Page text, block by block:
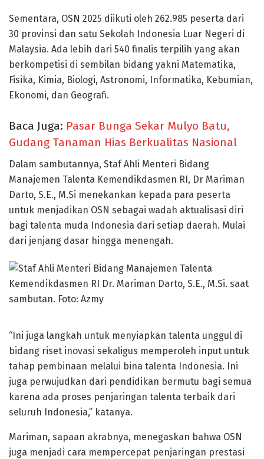
Sementara, OSN 2025 diikuti oleh 262.985 peserta dari
30 provinsi dan satu Sekolah Indonesia Luar Negeri di
Malaysia. Ada lebih dari 540 finalis terpilih yang akan
berkompetisi di sembilan bidang yakni Matematika,
Fisika, Kimia, Biologi, Astronomi, Informatika, Kebumian,
Ekonomi, dan Geografi.
Baca Juga: Pasar Bunga Sekar Mulyo Batu,
Gudang Tanaman Hias Berkualitas Nasional
Dalam sambutannya, Staf Ahli Menteri Bidang
Manajemen Talenta Kemendikdasmen RI, Dr Mariman
Darto, S.E., M.Si menekankan kepada para peserta
untuk menjadikan OSN sebagai wadah aktualisasi diri
bagi talenta muda Indonesia dari setiap daerah. Mulai
dari jenjang dasar hingga menengah.
“Ini juga langkah untuk menyiapkan talenta unggul di
bidang riset inovasi sekaligus memperoleh input untuk
tahap pembinaan melalui bina talenta Indonesia. Ini
juga perwujudkan dari pendidikan bermutu bagi semua
karena ada proses penjaringan talenta terbaik dari
seluruh Indonesia,” katanya.
Mariman, sapaan akrabnya, menegaskan bahwa OSN
juga menjadi cara mempercepat penjaringan prestasi